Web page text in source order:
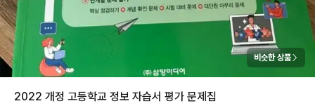
비슷한 상품
2022 개정 고등학교 정보 자습서 평가 문제집